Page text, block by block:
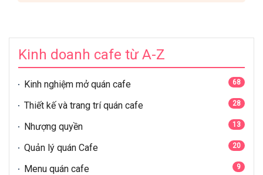
Kinh doanh cafe từ A-Z
Kinh nghiệm mở quán cafe 68
Thiết kế và trang trí quán cafe 28
Nhượng quyền 13
Quản lý quán Cafe 20
Menu quán cafe 9